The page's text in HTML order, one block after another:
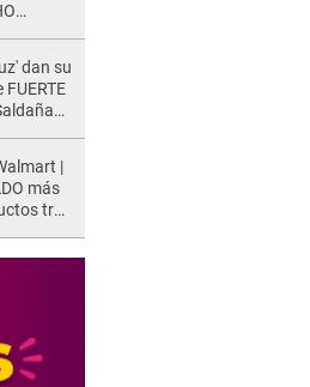
dan su
|
más
tras